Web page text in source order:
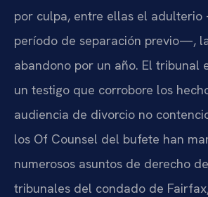
por culpa, entre ellas el
período de separación previo—,
abandono por un año. El tribunal
un testigo que corrobore los
audiencia de divorcio no
los Of Counsel del bufete han
numerosos asuntos de derecho
tribunales del condado de